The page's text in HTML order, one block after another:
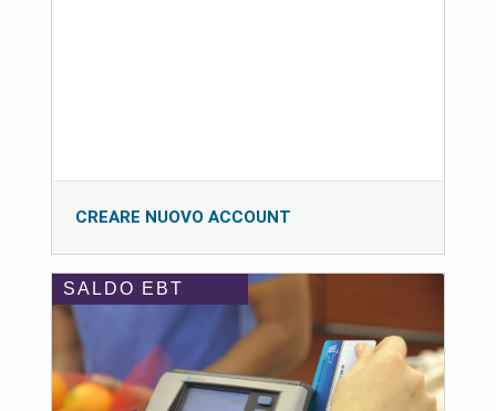
CREARE NUOVO ACCOUNT
SALDO EBT